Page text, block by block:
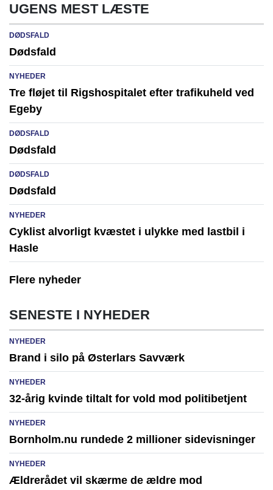
UGENS MEST LÆSTE
DØDSFALD
Dødsfald
NYHEDER
Tre fløjet til Rigshospitalet efter trafikuheld ved
Egeby
DØDSFALD
Dødsfald
DØDSFALD
Dødsfald
NYHEDER
Cyklist alvorligt kvæstet i ulykke med lastbil i
Hasle
Flere nyheder
SENESTE I NYHEDER
NYHEDER
Brand i silo på Østerlars Savværk
NYHEDER
32-årig kvinde tiltalt for vold mod politibetjent
NYHEDER
Bornholm.nu rundede 2 millioner sidevisninger
NYHEDER
Ældrerådet vil skærme de ældre mod